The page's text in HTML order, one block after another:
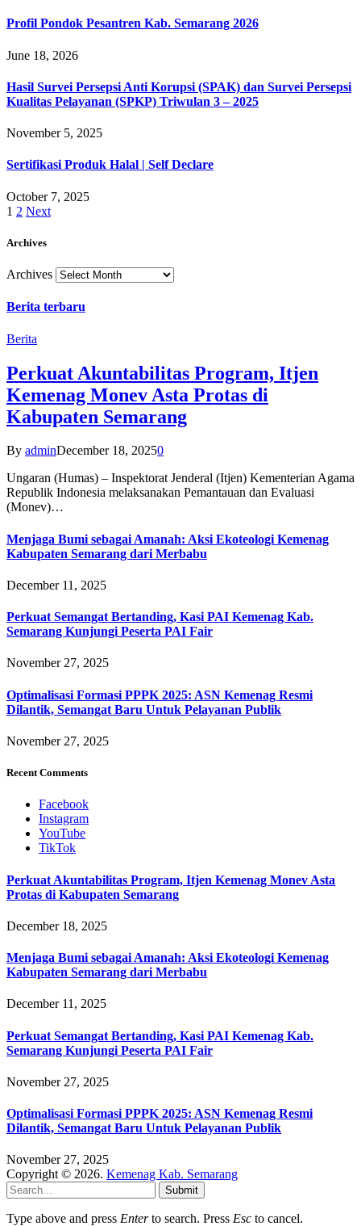
Profil Pondok Pesantren Kab. Semarang 2026
June 18, 2026
Hasil Survei Persepsi Anti Korupsi (SPAK) dan Survei Persepsi
Kualitas Pelayanan (SPKP) Triwulan 3 – 2025
November 5, 2025
Sertifikasi Produk Halal | Self Declare
October 7, 2025
1 2 Next
Archives
Archives
Berita terbaru
Berita
Perkuat Akuntabilitas Program, Itjen
Kemenag Monev Asta Protas di
Kabupaten Semarang
By adminDecember 18, 20250
Ungaran (Humas) – Inspektorat Jenderal (Itjen) Kementerian Agama
Republik Indonesia melaksanakan Pemantauan dan Evaluasi
(Monev)…
Menjaga Bumi sebagai Amanah: Aksi Ekoteologi Kemenag
Kabupaten Semarang dari Merbabu
December 11, 2025
Perkuat Semangat Bertanding, Kasi PAI Kemenag Kab.
Semarang Kunjungi Peserta PAI Fair
November 27, 2025
Optimalisasi Formasi PPPK 2025: ASN Kemenag Resmi
Dilantik, Semangat Baru Untuk Pelayanan Publik
November 27, 2025
Recent Comments
Facebook
Instagram
YouTube
TikTok
Perkuat Akuntabilitas Program, Itjen Kemenag Monev Asta
Protas di Kabupaten Semarang
December 18, 2025
Menjaga Bumi sebagai Amanah: Aksi Ekoteologi Kemenag
Kabupaten Semarang dari Merbabu
December 11, 2025
Perkuat Semangat Bertanding, Kasi PAI Kemenag Kab.
Semarang Kunjungi Peserta PAI Fair
November 27, 2025
Optimalisasi Formasi PPPK 2025: ASN Kemenag Resmi
Dilantik, Semangat Baru Untuk Pelayanan Publik
November 27, 2025
Copyright © 2026. Kemenag Kab. Semarang
Submit
Type above and press Enterto search. Press Esc to cancel.